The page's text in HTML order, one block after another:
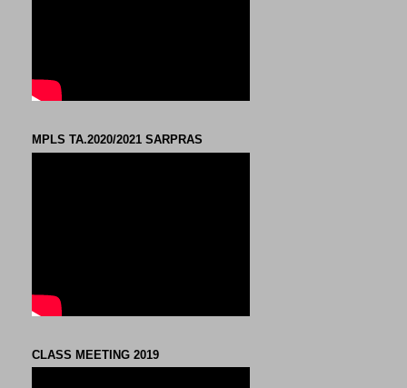
MPLS TA.2020/2021 SARPRAS
CLASS MEETING 2019